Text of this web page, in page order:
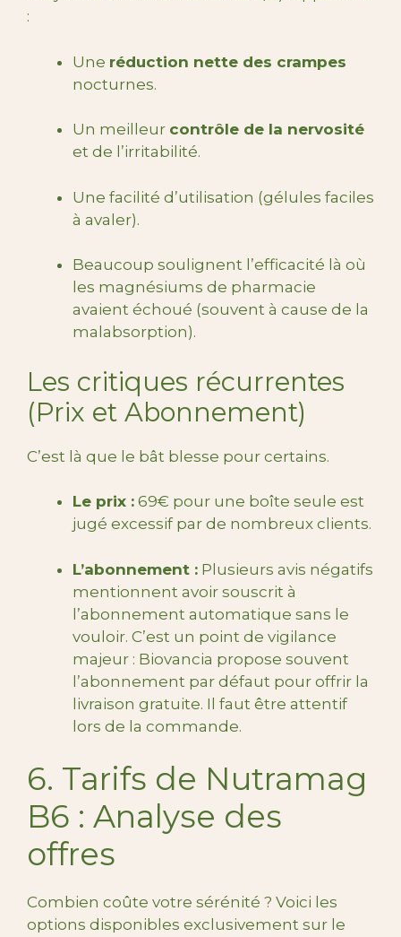
:
Une réduction nette des crampes
nocturnes.
Un meilleur contrôle de la nervosité
et de l’irritabilité.
Une facilité d’utilisation (gélules faciles
à avaler).
Beaucoup soulignent l’efficacité là où
les magnésiums de pharmacie
avaient échoué (souvent à cause de la
malabsorption).
Les critiques récurrentes
(Prix et Abonnement)
C’est là que le bât blesse pour certains.
Le prix : 69€ pour une boîte seule est
jugé excessif par de nombreux clients.
L’abonnement : Plusieurs avis négatifs
mentionnent avoir souscrit à
l’abonnement automatique sans le
vouloir. C’est un point de vigilance
majeur : Biovancia propose souvent
l’abonnement par défaut pour offrir la
livraison gratuite. Il faut être attentif
lors de la commande.
6. Tarifs de Nutramag
B6 : Analyse des
offres
Combien coûte votre sérénité ? Voici les
options disponibles exclusivement sur le